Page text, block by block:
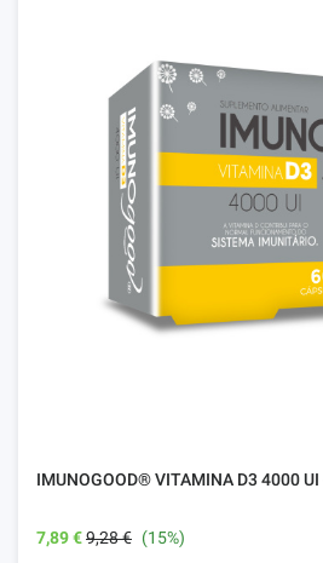
IMUNOGOOD® VITAMINA D3 4000 UI
7,89 €9,28 € (15%)